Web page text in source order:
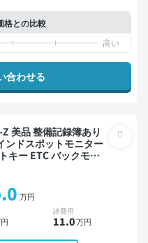
格との比較
合わせる
り
ンドスポットモニター
キー ETC バックモニ
.0 万円
諸費用
11.0万円